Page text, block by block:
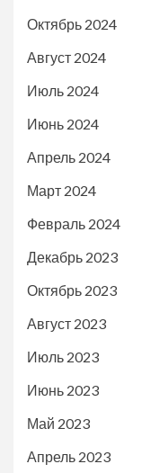
Октябрь 2024
Август 2024
Июль 2024
Июнь 2024
Апрель 2024
Март 2024
Февраль 2024
Декабрь 2023
Октябрь 2023
Август 2023
Июль 2023
Июнь 2023
Май 2023
Апрель 2023